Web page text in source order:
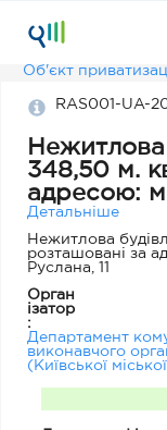
Об'єкт
RAS001-UA-
348,50 м.
адресою:
Детальніше
Нежитлова
розташовані за
Руслана, 11
Орган
ізатор
:
Департамент
виконавчого
(Київської